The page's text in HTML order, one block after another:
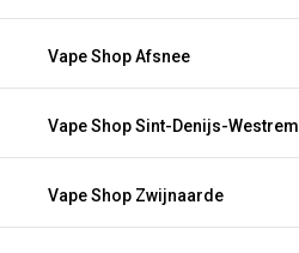
Vape Shop Afsnee
Vape Shop Sint-Denijs-Westrem
Vape Shop Zwijnaarde